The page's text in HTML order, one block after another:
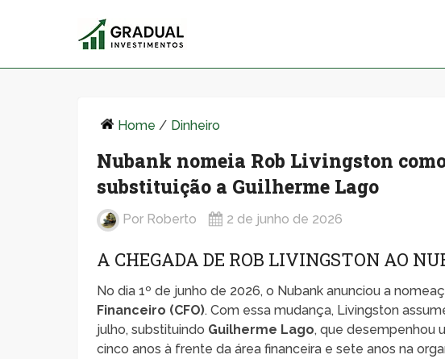
Home / Dinheiro
Nubank nomeia Rob Livingston
substituição a Guilherme Lago
Por Roberto 2 de junho de 2026
A CHEGADA DE ROB LIVINGSTON AO
No dia 1º de junho de 2026, o Nubank anunciou a
Financeiro (CFO). Com essa mudança, Livingston
julho, substituindo Guilherme Lago, que desempenhou
cinco anos à frente da área financeira e sete anos na